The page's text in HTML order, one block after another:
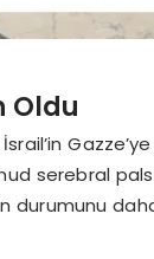
Oldu
serebral